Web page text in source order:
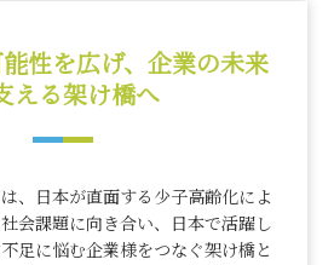
性を広げ、企業の未来
える架け橋へ
、日本が直面する少子高齢化によ
会課題に向き合い、日本で活躍し
足に悩む企業様をつなぐ架け橋と